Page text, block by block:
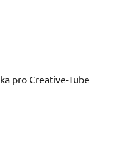
pro Creative-Tube